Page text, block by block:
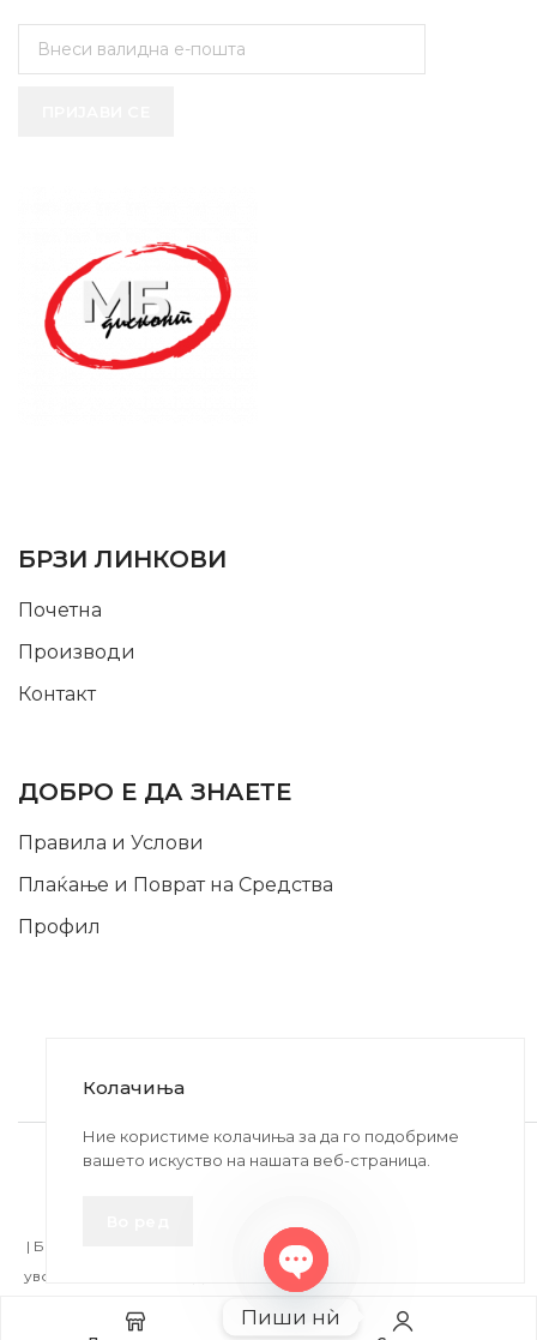
БРЗИ ЛИНКОВИ
Почетна
Производи
Контакт
ДОБРО Е ДА ЗНАЕТЕ
Правила и Услови
Плаќање и Поврат на Средства
Профил
2020-2024 © MB DISKONT. Изработено од
БРАМИТ ДООЕЛ
| БРАЌА МИНКОВИ 57, 2400 СТРУМИЦА | ДПТУ
увоз-извоз Струмица Д.Б.: MK4027005146330 | ЕМБС: 6030530 |
Колачиња
Ние користиме колачиња за да го подобриме
вашето искуство на нашата веб-страница.
Пиши нѝ
chaty